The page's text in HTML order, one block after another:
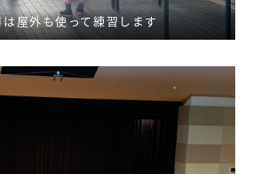
屋外も使って練習します